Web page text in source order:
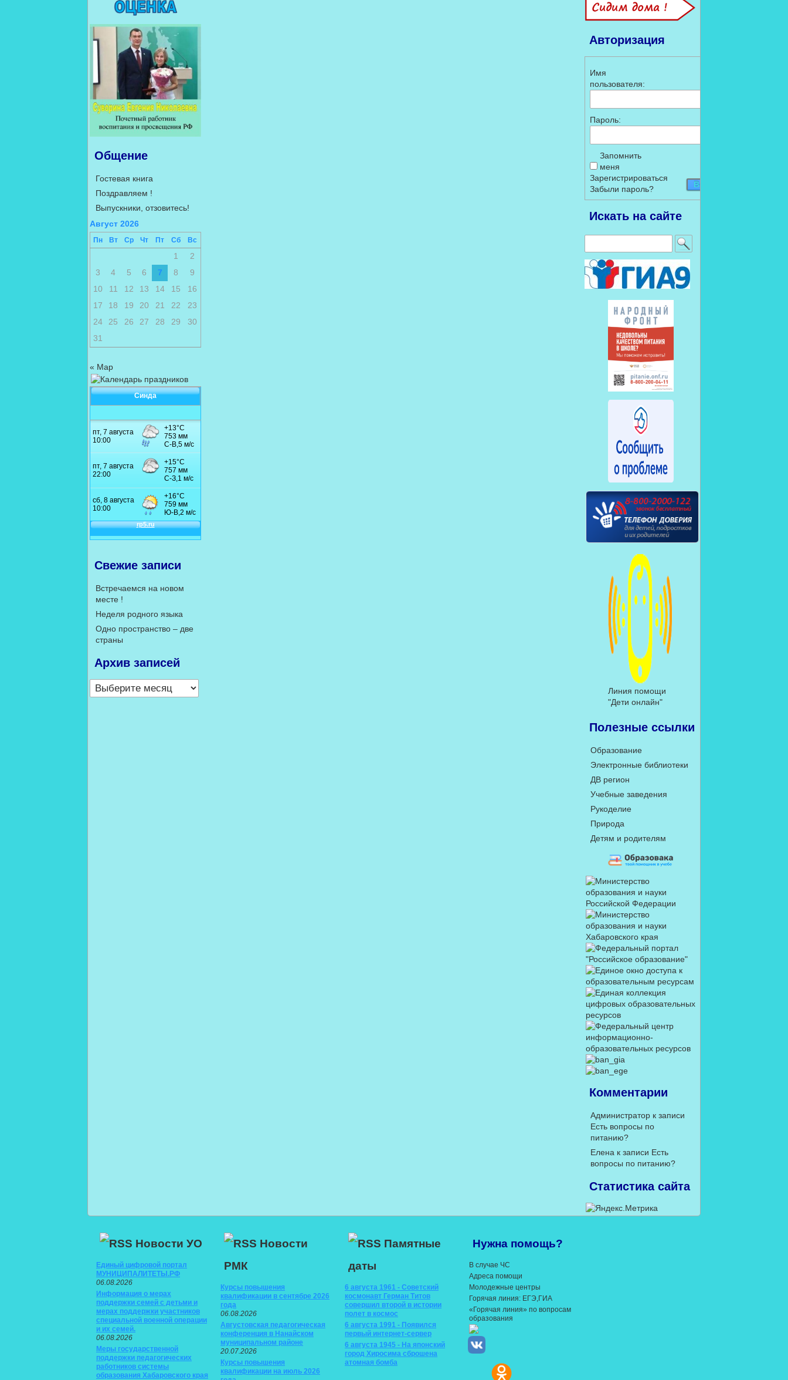
Авторизация
Имя
пользователя:
Пароль:
Запомнить
меня
Войти
Зарегистрироваться
Забыли пароль?
Искать на сайте
Найти:
Линия помощи
"Дети онлайн"
Полезные ссылки
Образование
Электронные библиотеки
ДВ регион
Учебные заведения
Рукоделие
Природа
Детям и родителям
Комментарии
Администратор к записи
Есть вопросы по
питанию?
Елена к записи Есть
вопросы по питанию?
Статистика сайта
Общение
Гостевая книга
Поздравляем !
Выпускники, отзовитесь!
Август 2026
Пн Вт Ср Чт Пт Сб Вс
1
2
3
4 5 6 7 8
9
10
11 12 13 14 15
16
17
18 19 20 21 22
23
24
25 26 27 28 29
30
31
« Мар
Синда
Свежие записи
Встречаемся на новом
месте !
Неделя родного языка
Одно пространство – две
страны
Архив записей
Архив
записей
Новости УО
Единый цифровой портал
МУНИЦИПАЛИТЕТЫ.РФ
06.08.2026
Информация о мерах
поддержки семей с детьми и
мерах поддержки участников
специальной военной операции
и их семей.
06.08.2026
Меры государственной
поддержки педагогических
работников системы
образования Хабаровского края
Новости
РМК
Курсы повышения
квалификации в сентябре 2026
года
06.08.2026
Августовская педагогическая
конференция в Нанайском
муниципальном районе
20.07.2026
Курсы повышения
квалификации на июль 2026
Памятные
даты
6 августа 1961 - Советский
космонавт Герман Титов
совершил второй в истории
полет в космос
6 августа 1991 - Появился
первый интернет-сервер
6 августа 1945 - На японский
город Хиросима сброшена
атомная бомба
Нужна помощь?
В случае ЧС
Адреса помощи
Молодежные центры
Горячая линия: ЕГЭ,ГИА
«Горячая линия» по вопросам
образования